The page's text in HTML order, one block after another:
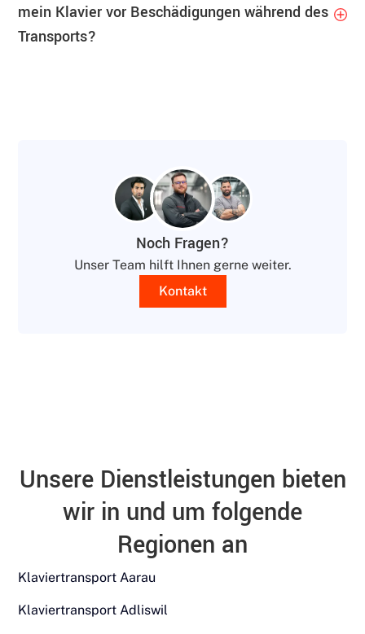
mein Klavier vor Beschädigungen während des
Transports?
Noch Fragen?
Unser Team hilft Ihnen gerne weiter.
Kontakt
Unsere Dienstleistungen bieten
wir in und um folgende
Regionen an
Klaviertransport Aarau
Klaviertransport Adliswil